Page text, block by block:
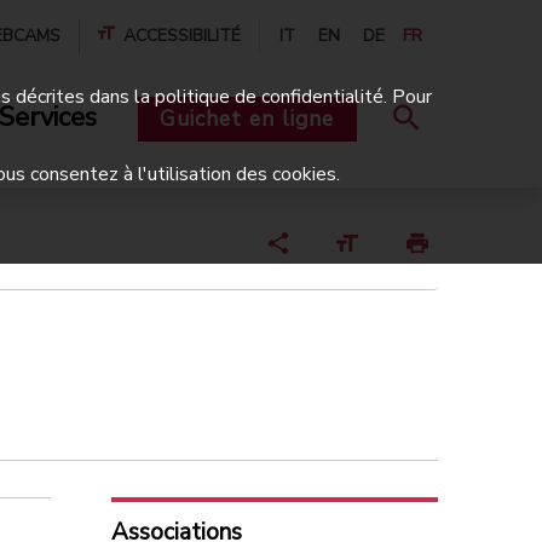
ACCESSIBILITÉ IT EN DE FR
Guichet en ligne
Associations
décrites dans la politique de confidentialité. Pour
consentez à l'utilisation des cookies.